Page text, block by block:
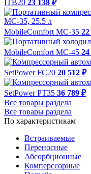
ITB20 23 138 ₽
MobileComfort MC-35
MobileComfort MC-45
SetPower FC20 20 512 ₽
SetPower PT35 36 789 ₽
Все товары раздела
Все товары раздела
По характеристикам
Встраиваемые
Переносные
Абсорбционные
Комперссорные